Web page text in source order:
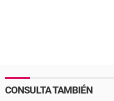
CONSULTA TAMBIÉN